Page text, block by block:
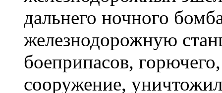
дальнего ночного
железнодорожную
боеприпасов,
сооружение,